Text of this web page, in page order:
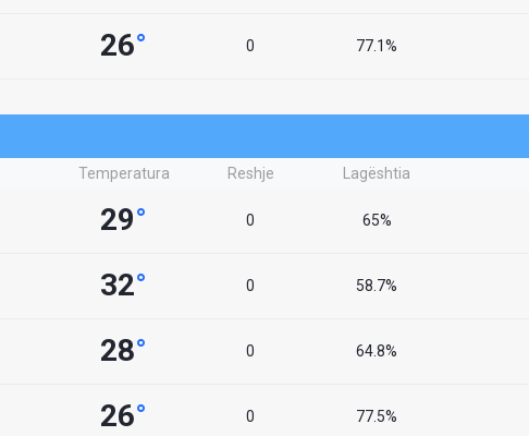
26° 0 77.1%
Temperatura Reshje Lagështia
29° 0 65%
32° 0 58.7%
28° 0 64.8%
26° 0 77.5%